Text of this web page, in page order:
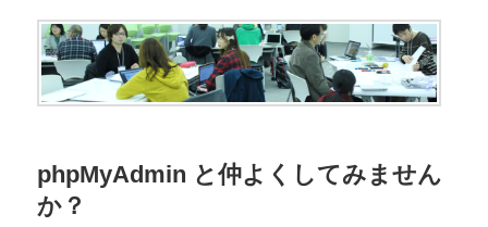
phpMyAdmin と仲よくしてみません
か？